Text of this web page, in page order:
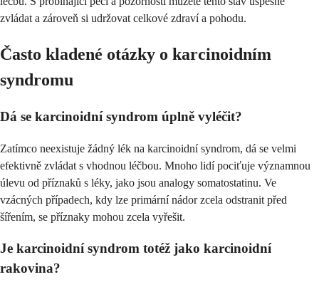
zvládat a zároveň si udržovat celkové zdraví a pohodu.
Často kladené otázky o karcinoidním
syndromu
Dá se karcinoidní syndrom úplně vyléčit?
Zatímco neexistuje žádný lék na karcinoidní syndrom, dá se velmi
efektivně zvládat s vhodnou léčbou. Mnoho lidí pociťuje významnou
úlevu od příznaků s léky, jako jsou analogy somatostatinu. Ve
vzácných případech, kdy lze primární nádor zcela odstranit před
šířením, se příznaky mohou zcela vyřešit.
Je karcinoidní syndrom totéž jako karcinoidní
rakovina?